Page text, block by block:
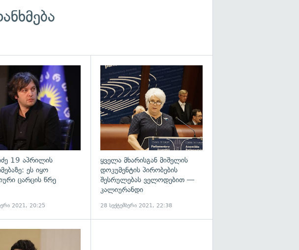
გადახედვა
19 აპრილის
ეს იყო
ცარცის წრე
2021, 20:25
ყველა მხარისგან მიშელის
დოკუმენტის პირობების
შესრულებას ველოდებით —
კალიურანდი
28 სექტემბერი 2021, 22:38